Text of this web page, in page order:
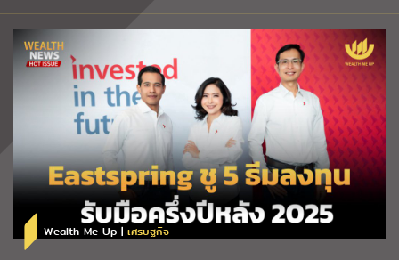
Wealth Me Up | เศรษฐกิจ